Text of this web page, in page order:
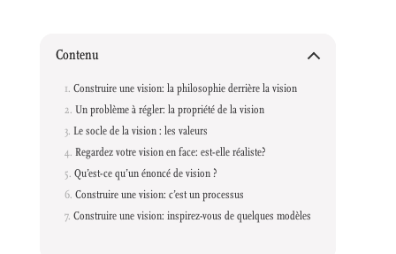
Contenu
Construire une vision: la philosophie derrière la vision
Un problème à régler: la propriété de la vision
Le socle de la vision : les valeurs
Regardez votre vision en face: est-elle réaliste?
Qu’est-ce qu’un énoncé de vision ?
Construire une vision: c’est un processus
Construire une vision: inspirez-vous de quelques modèles